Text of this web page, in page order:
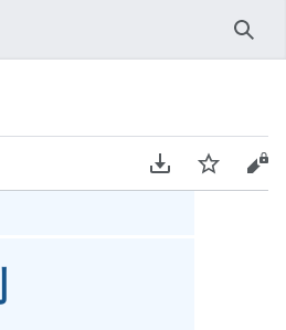
検索
PDFをダウンロ
ウォッチソ